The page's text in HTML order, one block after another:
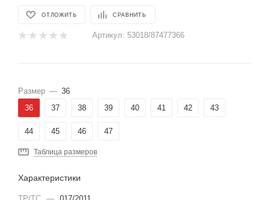
ОТЛОЖИТЬ СРАВНИТЬ
Артикул: 53018/87477366
Размер — 36
36
37 38 39 40 41 42 43
44 45 46 47
Таблица размеров
Характеристики